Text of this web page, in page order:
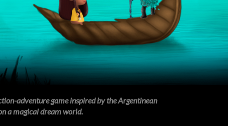
adventure game inspired by the Argentinean
a magical dream world.